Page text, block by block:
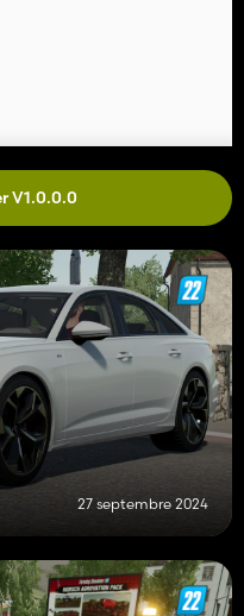
V1.0.0.0
27 septembre 2024